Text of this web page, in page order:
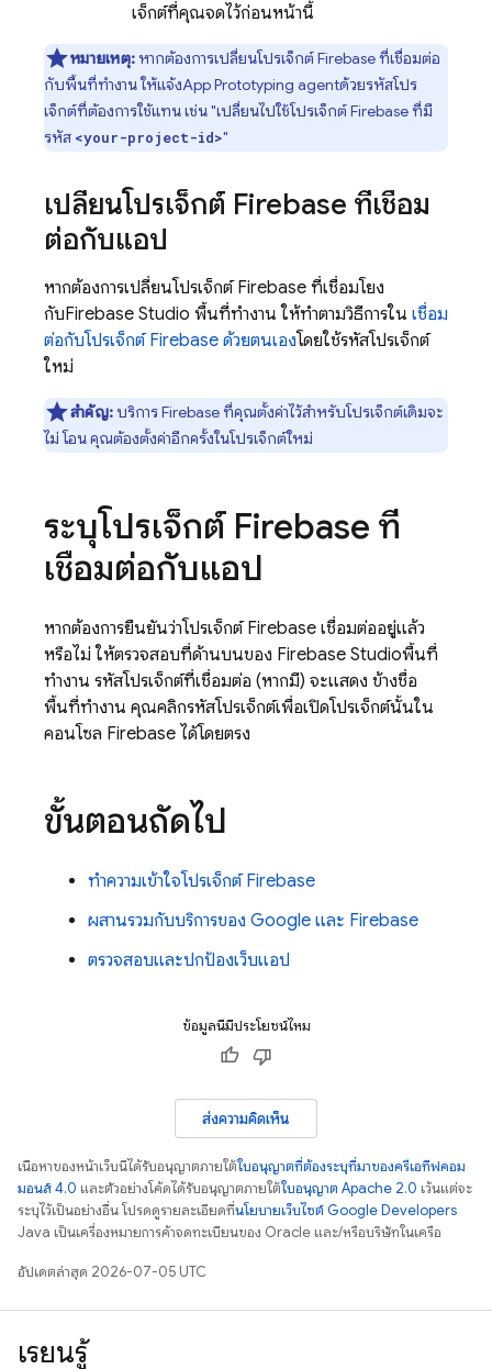
เจ็กต์ที่คุณจดไว้ก่อนหน้านี้
หมายเหตุ: หากต้องการเปลี่ยนโปรเจ็กต์ Firebase ที่เชื่อมต่อ
กับพื้นที่ทํางาน ให้แจ้งApp Prototyping agentด้วยรหัสโปร
เจ็กต์ที่ต้องการใช้แทน เช่น "เปลี่ยนไปใช้โปรเจ็กต์ Firebase ที่มี
รหัส <your-project-id>"
เปลี่ยนโปรเจ็กต์ Firebase ที่เชื่อม
ต่อกับแอป
หากต้องการเปลี่ยนโปรเจ็กต์ Firebase ที่เชื่อมโยง
กับFirebase Studio พื้นที่ทํางาน ให้ทําตามวิธีการใน เชื่อม
ต่อกับโปรเจ็กต์ Firebase ด้วยตนเองโดยใช้รหัสโปรเจ็กต์
ใหม่
สำคัญ: บริการ Firebase ที่คุณตั้งค่าไว้สำหรับโปรเจ็กต์เดิมจะ
ไม่ โอน คุณต้องตั้งค่าอีกครั้งในโปรเจ็กต์ใหม่
ระบุโปรเจ็กต์ Firebase ที่
เชื่อมต่อกับแอป
หากต้องการยืนยันว่าโปรเจ็กต์ Firebase เชื่อมต่ออยู่แล้ว
หรือไม่ ให้ตรวจสอบที่ด้านบนของ Firebase Studioพื้นที่
ทํางาน รหัสโปรเจ็กต์ที่เชื่อมต่อ (หากมี) จะแสดง ข้างชื่อ
พื้นที่ทำงาน คุณคลิกรหัสโปรเจ็กต์เพื่อเปิดโปรเจ็กต์นั้นใน
คอนโซล Firebase ได้โดยตรง
ขั้นตอนถัดไป
ทำความเข้าใจโปรเจ็กต์ Firebase
ผสานรวมกับบริการของ Google และ Firebase
ตรวจสอบและปกป้องเว็บแอป
ข้อมูลนี้มีประโยชน์ไหม
ส่งความคิดเห็น
เนื้อหาของหน้าเว็บนี้ได้รับอนุญาตภายใต้ใบอนุญาตที่ต้องระบุที่มาของครีเอทีฟคอม
มอนส์ 4.0 และตัวอย่างโค้ดได้รับอนุญาตภายใต้ใบอนุญาต Apache 2.0 เว้นแต่จะ
ระบุไว้เป็นอย่างอื่น โปรดดูรายละเอียดที่นโยบายเว็บไซต์ Google Developers
Java เป็นเครื่องหมายการค้าจดทะเบียนของ Oracle และ/หรือบริษัทในเครือ
อัปเดตล่าสุด 2026-07-05 UTC
เรียนรู้